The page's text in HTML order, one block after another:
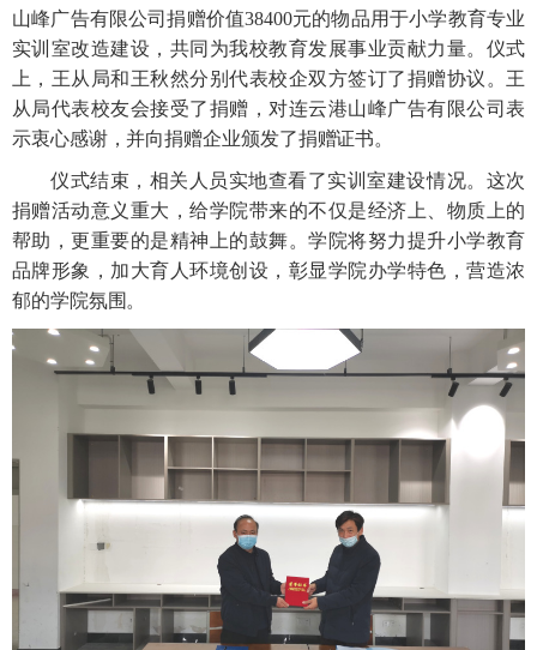
山峰广告有限公司捐赠价值38400元的物品用于小学教育专业
实训室改造建设，共同为我校教育发展事业贡献力量。仪式
上，王从局和王秋然分别代表校企双方签订了捐赠协议。王
从局代表校友会接受了捐赠，对连云港山峰广告有限公司表
示衷心感谢，并向捐赠企业颁发了捐赠证书。
仪式结束，相关人员实地查看了实训室建设情况。这次
捐赠活动意义重大，给学院带来的不仅是经济上、物质上的
帮助，更重要的是精神上的鼓舞。学院将努力提升小学教育
品牌形象，加大育人环境创设，彰显学院办学特色，营造浓
郁的学院氛围。